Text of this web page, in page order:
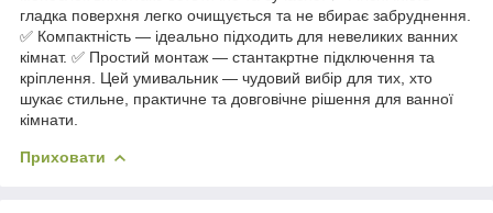
гладка поверхня легко очищується та не вбирає забруднення.
✅ Компактність — ідеально підходить для невеликих ванних
кімнат. ✅ Простий монтаж — стантакртне підключення та
кріплення. Цей умивальник — чудовий вибір для тих, хто
шукає стильне, практичне та довговічне рішення для ванної
кімнати.
Приховати